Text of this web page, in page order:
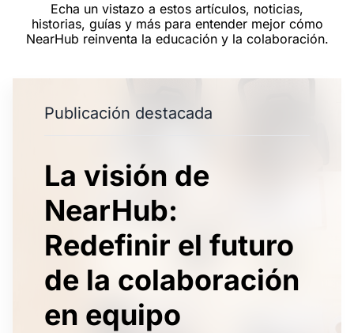
Echa un vistazo a estos artículos, noticias,
historias, guías y más para entender mejor cómo
NearHub reinventa la educación y la colaboración.
Publicación destacada
La visión de
NearHub:
Redefinir el futuro
de la colaboración
en equipo